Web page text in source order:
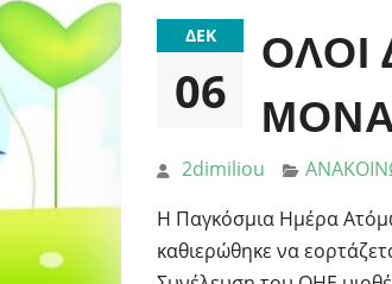
ΔΕΚ
06
ΟΛΟΙ
2dimiliou
Η Παγκόσμια Ημέρα
καθιερώθηκε να